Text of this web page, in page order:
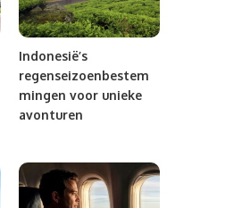
Indonesië’s
regenseizoenbestem
mingen voor unieke
avonturen